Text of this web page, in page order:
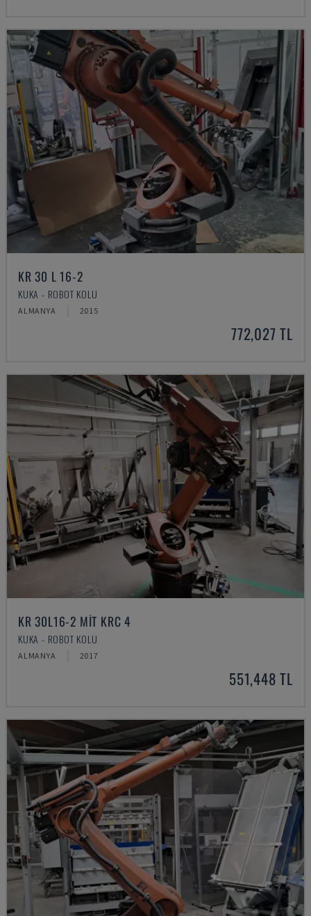
KR 30 L 16-2
KUKA - ROBOT KOLU
ALMANYA 2015
772,027 TL
KR 30L16-2 MIT KRC 4
KUKA - ROBOT KOLU
ALMANYA 2017
551,448 TL